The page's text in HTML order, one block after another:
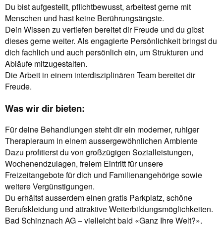
Du bist aufgestellt, pflichtbewusst, arbeitest gerne mit
Menschen und hast keine Berührungsängste.
Dein Wissen zu vertiefen bereitet dir Freude und du gibst
dieses gerne weiter. Als engagierte Persönlichkeit bringst du
dich fachlich und auch persönlich ein, um Strukturen und
Abläufe mitzugestalten.
Die Arbeit in einem interdisziplinären Team bereitet dir
Freude.
Was wir dir bieten:
Für deine Behandlungen steht dir ein moderner, ruhiger
Therapieraum in einem aussergewöhnlichen Ambiente
Dazu profitierst du von großzügigen Sozialleistungen,
Wochenendzulagen, freiem Eintritt für unsere
Freizeitangebote für dich und Familienangehörige sowie
weitere Vergünstigungen.
Du erhältst ausserdem einen gratis Parkplatz, schöne
Berufskleidung und attraktive Weiterbildungsmöglichkeiten.
Bad Schinznach AG – vielleicht bald «Ganz Ihre Welt?».